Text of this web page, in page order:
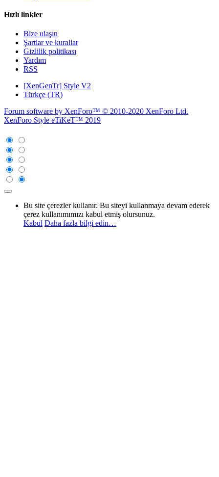
Hızlı linkler
Bize ulaşın
Şartlar ve kurallar
Gizlilik politikası
Yardım
RSS
[XenGenTr] Style V2
Türkçe (TR)
Forum software by XenForo™ © 2010-2020 XenForo Ltd.
XenForo Style eTiKeT™ 2019
Bu site çerezler kullanır. Bu siteyi kullanmaya devam ederek
çerez kullanımımızı kabul etmiş olursunuz.
Kabul Daha fazla bilgi edin…